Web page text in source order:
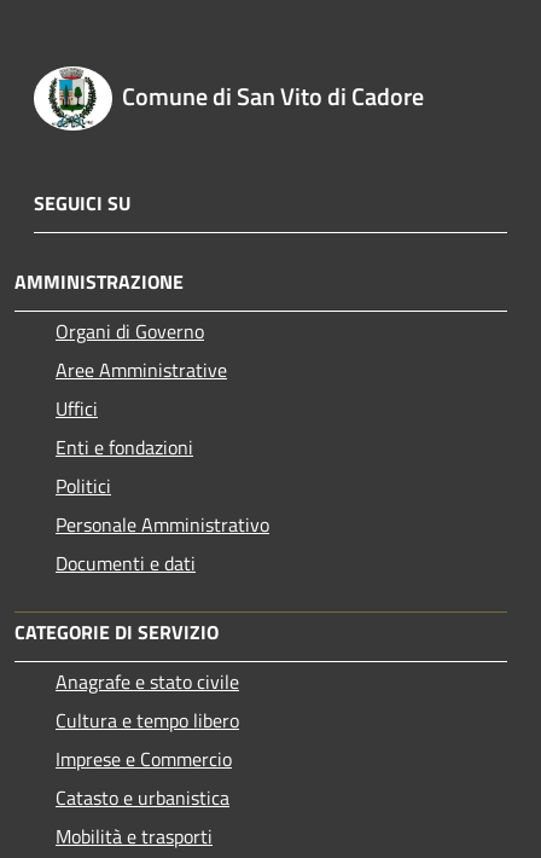
Comune di San Vito di Cadore
SEGUICI SU
AMMINISTRAZIONE
Organi di Governo
Aree Amministrative
Uffici
Enti e fondazioni
Politici
Personale Amministrativo
Documenti e dati
CATEGORIE DI SERVIZIO
Anagrafe e stato civile
Cultura e tempo libero
Imprese e Commercio
Catasto e urbanistica
Mobilità e trasporti